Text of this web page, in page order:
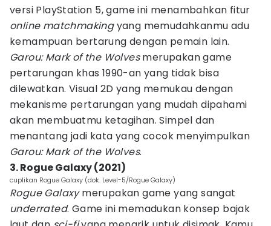
versi PlayStation 5, game ini menambahkan fitur
online matchmakingyang memudahkanmu adu
kemampuan bertarung dengan pemain lain.
Garou: Mark of the Wolvesmerupakan game
pertarungan khas 1990-an yang tidak bisa
dilewatkan. Visual 2D yang memukau dengan
mekanisme pertarungan yang mudah dipahami
akan membuatmu ketagihan. Simpel dan
menantang jadi kata yang cocok menyimpulkan
Garou: Mark of the Wolves.
3. Rogue Galaxy (2021)
cuplikan Rogue Galaxy (dok. Level-5/Rogue Galaxy)
Rogue Galaxymerupakan game yang sangat
underrated. Game ini memadukan konsep bajak